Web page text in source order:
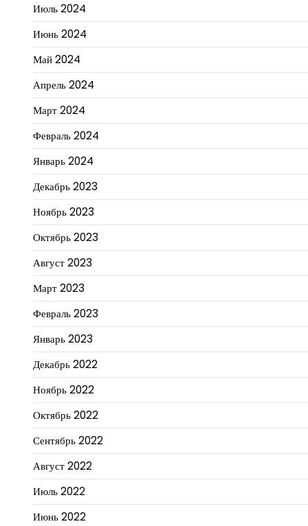
Июль 2024
Июнь 2024
Май 2024
Апрель 2024
Март 2024
Февраль 2024
Январь 2024
Декабрь 2023
Ноябрь 2023
Октябрь 2023
Август 2023
Март 2023
Февраль 2023
Январь 2023
Декабрь 2022
Ноябрь 2022
Октябрь 2022
Сентябрь 2022
Август 2022
Июль 2022
Июнь 2022